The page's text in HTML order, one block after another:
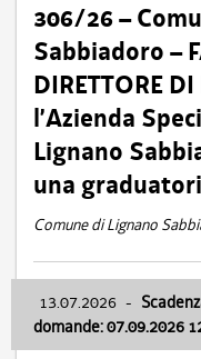
306/26 –
Sabbiadoro –
DIRETTORE
l’Azienda
Lignano
una
Comune di Lignano
13.07.2026 -
domande: 07.09.2026